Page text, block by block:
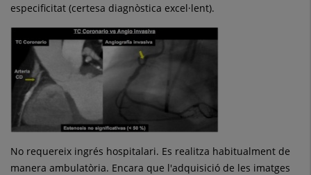
especificitat (certesa diagnòstica excel·lent).
No requereix ingrés hospitalari. Es realitza habitualment de
manera ambulatòria. Encara que l'adquisició de les imatges